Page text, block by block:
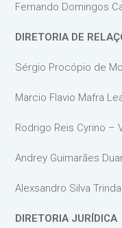
Fernando Domingos
DIRETORIA DE
Sérgio Procópio de
Marcio Flavio Mafra
Rodrigo Reis Cyrino –
Andrey Guimarães
Alexsandro Silva
DIRETORIA JURÍDICA